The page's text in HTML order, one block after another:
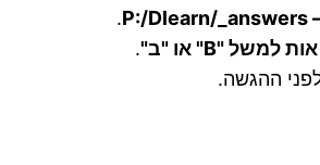
P:/Dlearn/_answers
.
למשל"B" או "ב"
.
ההגשה.